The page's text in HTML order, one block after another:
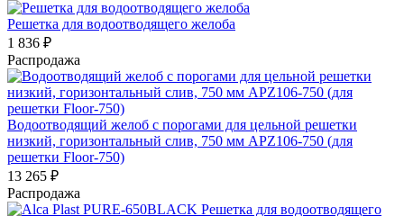
Решетка для водоотводящего желоба
1 836 ₽
Распродажа
Водоотводящий желоб с порогами для цельной решетки
низкий, горизонтальный слив, 750 мм APZ106-750 (для
решетки Floor-750)
13 265 ₽
Распродажа